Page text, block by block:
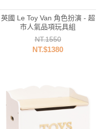
英國 Le Toy Van 角色扮演 - 超
市人氣品項玩具組
NT.1550
NT.$1380